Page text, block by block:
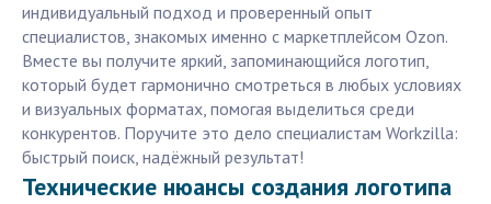
индивидуальный подход и проверенный опыт
специалистов, знакомых именно с маркетплейсом Ozon.
Вместе вы получите яркий, запоминающийся логотип,
который будет гармонично смотреться в любых условиях
и визуальных форматах, помогая выделиться среди
конкурентов. Поручите это дело специалистам Workzilla:
быстрый поиск, надёжный результат!
Технические нюансы создания логотипа